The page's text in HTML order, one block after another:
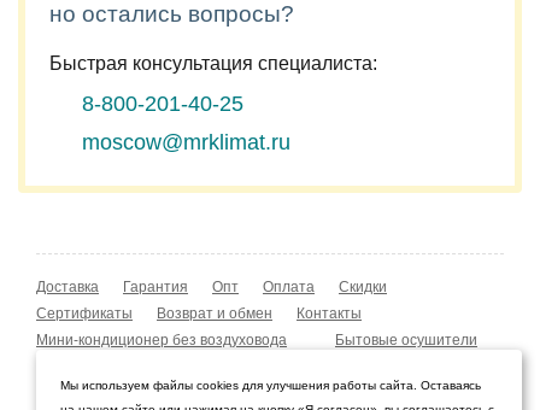
но остались вопросы?
Быстрая консультация специалиста:
8-800-201-40-25
moscow@mrklimat.ru
Доставка Гарантия Опт Оплата
Скидки
Сертификаты
Возврат и обмен
Контакты
Мини-кондиционер без воздуховода
Бытовые осушители
Мобильные кондиционеры
Охладители воздуха
Мы используем файлы cookies для улучшения работы сайта. Оставаясь